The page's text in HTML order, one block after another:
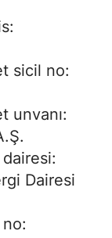
sicil no:
unvanı:
Dairesi